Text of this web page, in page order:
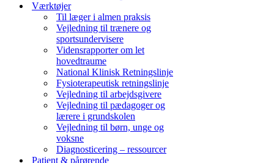
Værktøjer
Til læger i almen praksis
Vejledning til trænere og
sportsundervisere
Vidensrapporter om let
hovedtraume
National Klinisk Retningslinje
Fysioterapeutisk retningslinje
Vejledning til arbejdsgivere
Vejledning til pædagoger og
lærere i grundskolen
Vejledning til børn, unge og
voksne
Diagnosticering – ressourcer
Patient & pårørende